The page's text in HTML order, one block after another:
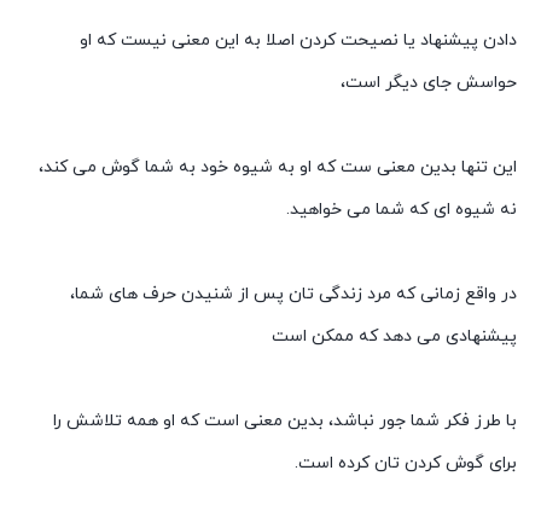
دادن پیشنهاد یا نصیحت کردن اصلا به این معنی نیست که او
حواسش جای دیگر است،
این تنها بدین معنی ست که او به شیوه خود به شما گوش می کند،
نه شیوه ای که شما می خواهید.
در واقع زمانی که مرد زندگی تان پس از شنیدن حرف های شما،
پیشنهادی می دهد که ممکن است
با طرز فکر شما جور نباشد، بدین معنی است که او همه تلاشش را
برای گوش کردن تان کرده است.